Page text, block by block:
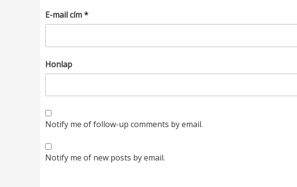
E-mail cím*
Honlap
Notify me of follow-up comments by email.
Notify me of new posts by email.